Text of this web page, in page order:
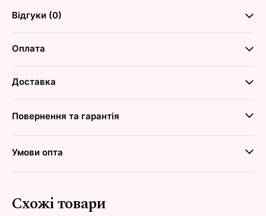
Відгуки (0)
Оплата
Доставка
Повернення та гарантія
Умови опта
Схожі товари